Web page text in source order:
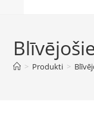
> Produkti >